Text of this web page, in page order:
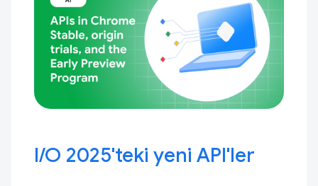
I / O 2025'teki yeni API'ler